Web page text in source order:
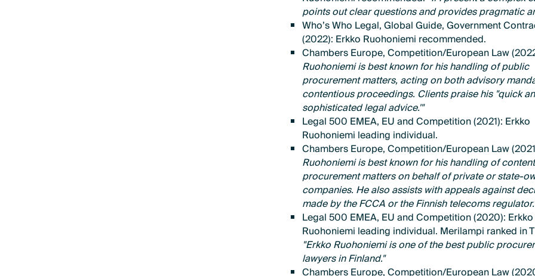
points out clear questions and provides pragmatic
Who’s Who Legal, Global Guide, Government
(2022): Erkko Ruohoniemi recommended.
Chambers Europe, Competition/European Law
Ruohoniemi is best known for his handling of public
procurement matters, acting on both advisory
contentious proceedings. Clients praise his "quick
sophisticated legal advice.'"
Legal 500 EMEA, EU and Competition (2021): Erkko
Ruohoniemi leading individual.
Chambers Europe, Competition/European Law
Ruohoniemi is best known for his handling of
procurement matters on behalf of private or state-
companies. He also assists with appeals against
made by the FCCA or the Finnish telecoms
Legal 500 EMEA, EU and Competition (2020): Erkko
Ruohoniemi leading individual. Merilampi ranked in
"Erkko Ruohoniemi is one of the best public
lawyers in Finland."
Chambers Europe, Competition/European Law